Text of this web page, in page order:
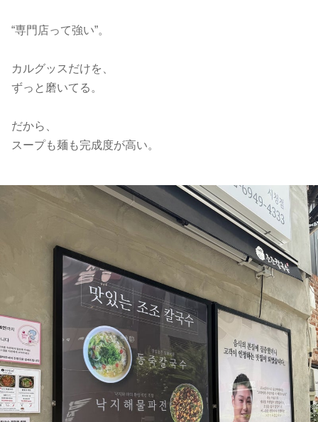
“専門店って強い”。
カルグッスだけを、
ずっと磨いてる。
だから、
スープも麺も完成度が高い。